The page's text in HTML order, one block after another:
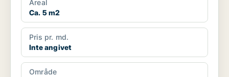
Areal
Ca. 5 m2
Pris pr. md.
Inte angivet
Område